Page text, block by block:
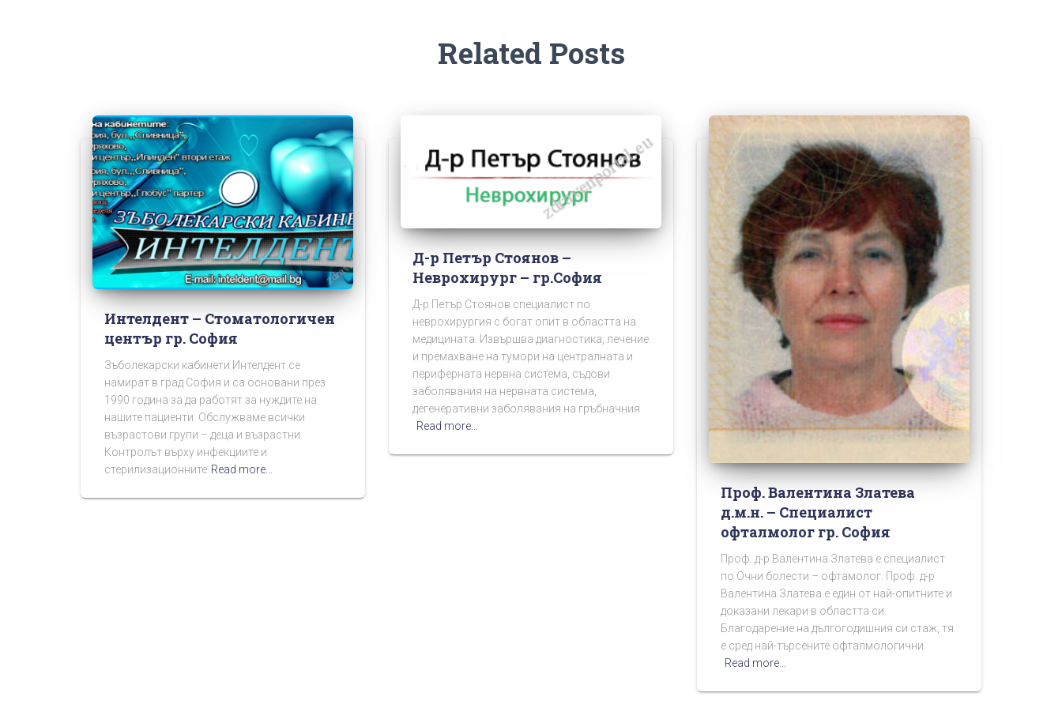
Related Posts
Интелдент – Стоматологичен
център гр. София
Зъболекарски кабинети Интелдент се
намират в град София и са основани през
1990 година за да работят за нуждите на
нашите пациенти. Обслужваме всички
възрастови групи – деца и възрастни.
Контролът върху инфекциите и
стерилизационните Read more…
Д-р Петър Стоянов –
Неврохирург – гр.София
Д-р Петър Стоянов специалист по
неврохирургия с богат опит в областта на
медицината. Извършва диагностика, лечение
и премахване на тумори на централната и
периферната нервна система, съдови
заболявания на нервната система,
дегенеративни заболявания на гръбначния
Read more…
Проф. Валентина Златева
д.м.н. – Специалист
офталмолог гр. София
Проф. д-р Валентина Златева е специалист
по Очни болести – офтамолог. Проф. д-р
Валентина Златева е един от най-опитните и
доказани лекари в областта си.
Благодарение на дългогодишния си стаж, тя
е сред най-търсените офталмологични
Read more…